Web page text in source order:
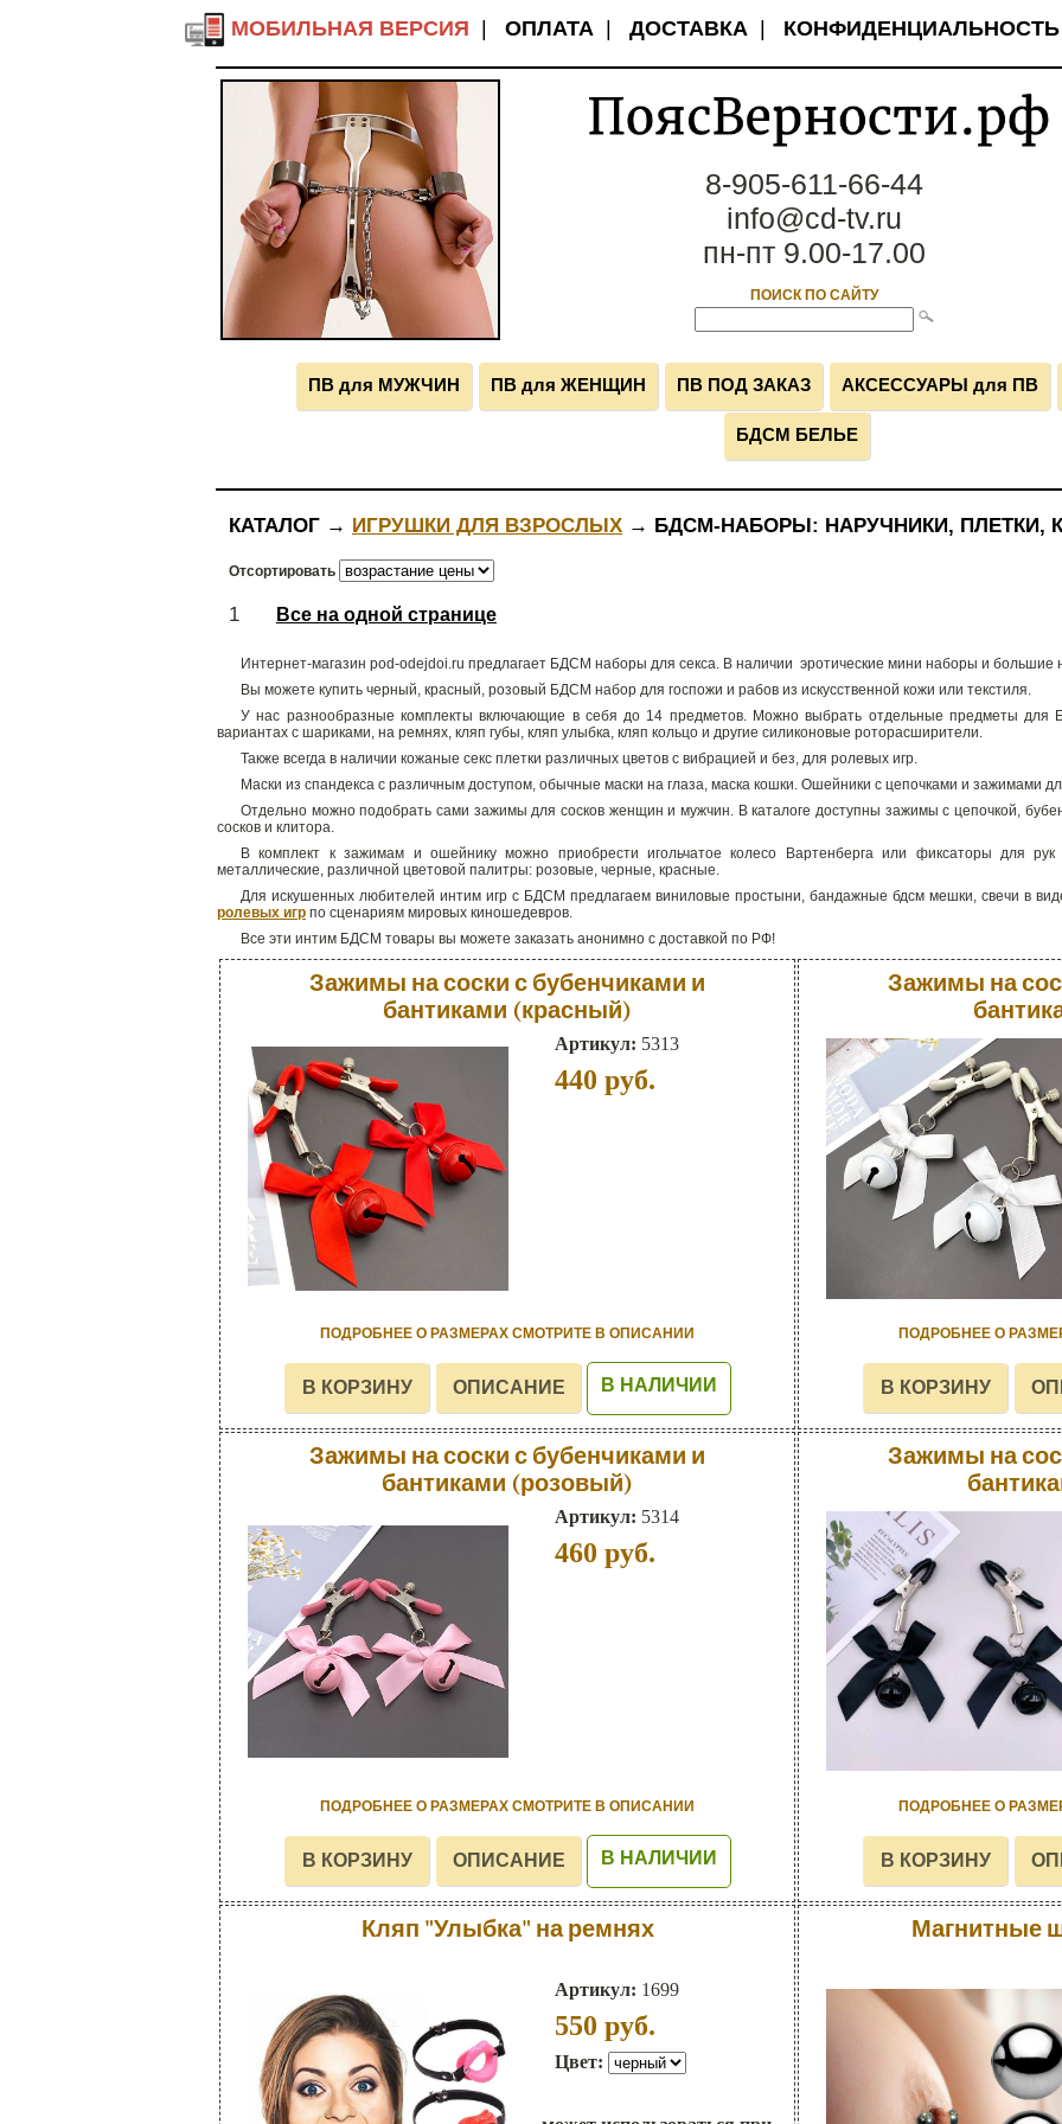
МОБИЛЬНАЯ ВЕРСИЯ |ОПЛАТА |ДОСТАВКА | КОНФИДЕНЦИАЛЬНОСТЬ
8-905-611-66-44
info@cd-tv.ru
пн-пт 9.00-17.00
ПОИСК ПО САЙТУ
ПВ для МУЖЧИН ПВ для ЖЕНЩИН ПВ ПОД ЗАКАЗ АКСЕССУАРЫ для ПВ
БДСМ БЕЛЬЕ
КАТАЛОГ → ИГРУШКИ ДЛЯ ВЗРОСЛЫХ → БДСМ-НАБОРЫ: НАРУЧНИКИ,
Отсортировать
1 Все на одной странице
Интернет-магазин pod-odejdoi.ru предлагает БДСМ наборы для секса. В наличии эротические мини наборы и
Вы можете купить черный, красный, розовый БДСМ набор для госпожи и рабов из искусственной кожи или текстиля.
У нас разнообразные комплекты включающие в себя до 14 предметов. Можно выбрать отдельные предметы для
вариантах с шариками, на ремнях, кляп губы, кляп улыбка, кляп кольцо и другие силиконовые роторасширители.
Также всегда в наличии кожаные секс плетки различных цветов с вибрацией и без, для ролевых игр.
Маски из спандекса с различным доступом, обычные маски на глаза, маска кошки. Ошейники с цепочками и зажимами
Отдельно можно подобрать сами зажимы для сосков женщин и мужчин. В каталоге доступны зажимы с цепочкой,
сосков и клитора.
В комплект к зажимам и ошейнику можно приобрести игольчатое колесо Вартенберга или фиксаторы для
металлические, различной цветовой палитры: розовые, черные, красные.
Для искушенных любителей интим игр с БДСМ предлагаем виниловые простыни, бандажные бдсм мешки, свечи в
ролевых игр по сценариям мировых киношедевров.
Все эти интим БДСМ товары вы можете заказать анонимно с доставкой по РФ!
Зажимы на соски с бубенчиками и
бантиками (красный)
Артикул: 5313
440 руб.
ПОДРОБНЕЕ О РАЗМЕРАХ СМОТРИТЕ В ОПИСАНИИ
В НАЛИЧИИ
Зажимы на
ПОДРОБНЕЕ О
Зажимы на соски с бубенчиками и
бантиками (розовый)
Артикул: 5314
460 руб.
ПОДРОБНЕЕ О РАЗМЕРАХ СМОТРИТЕ В ОПИСАНИИ
В НАЛИЧИИ
Зажимы на
ПОДРОБНЕЕ О
Кляп "Улыбка" на ремнях
Артикул: 1699
550 руб.
Цвет:
Магнитные